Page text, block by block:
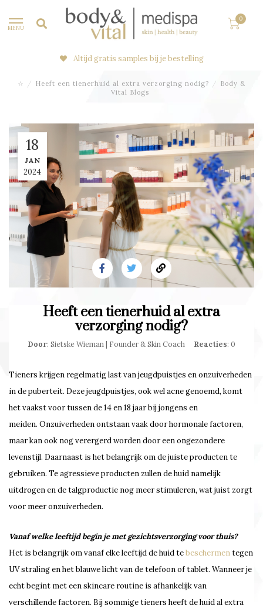
MENU
0
Altijd gratis samples bij je bestelling
☆ / Heeft een tienerhuid al extra verzorging nodig? / Body &
Vital Blogs
18
JAN
2024
Heeft een tienerhuid al extra
verzorging nodig?
Door: Sietske Wieman | Founder & Skin Coach Reacties: 0
Tieners krijgen regelmatig last van jeugdpuistjes en onzuiverheden
in de puberteit. Deze jeugdpuistjes, ook wel acne genoemd, komt
het vaakst voor tussen de 14 en 18 jaar bij jongens en
meiden. Onzuiverheden ontstaan vaak door hormonale factoren,
maar kan ook nog verergerd worden door een ongezondere
levenstijl. Daarnaast is het belangrijk om de juiste producten te
gebruiken. Te agressieve producten zullen de huid namelijk
uitdrogen en de talgproductie nog meer stimuleren, wat juist zorgt
voor meer onzuiverheden.
Vanaf welke leeftijd begin je met gezichtsverzorging voor thuis?
Het is belangrijk om vanaf elke leeftijd de huid tebeschermentegen
UV straling en het blauwe licht van de telefoon of tablet. Wanneer je
echt begint met een skincare routine is afhankelijk van
verschillende factoren. Bij sommige tieners heeft de huid al extra